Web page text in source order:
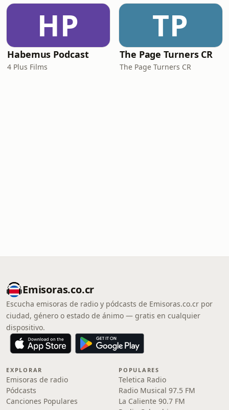
HP
Habemus Podcast
4 Plus Films
TP
The Page Turners CR
The Page Turners CR
Emisoras.co.cr
Escucha emisoras de radio y pódcasts de Emisoras.co.cr por
ciudad, género o estado de ánimo — gratis en cualquier
dispositivo.
EXPLORAR
Emisoras de radio
Pódcasts
Canciones Populares
POPULARES
Teletica Radio
Radio Musical 97.5 FM
La Caliente 90.7 FM